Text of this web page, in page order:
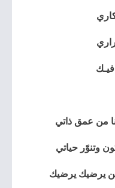
من عمق ذاتي
وتنوّر حياتي
يرضيك يرضيك